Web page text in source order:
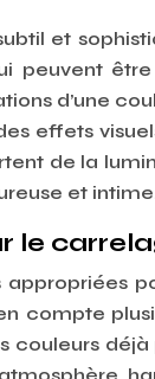
et
peuvent
d’une
effets
de la lumi
et
le
compte
déjà